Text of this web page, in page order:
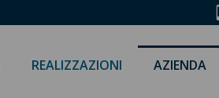
REALIZZAZIONI AZIENDA